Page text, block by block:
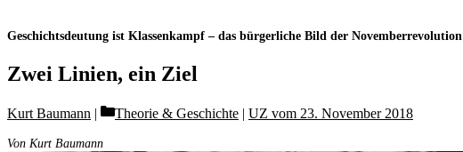
Geschichtsdeutung ist Klassenkampf – das bürgerliche Bild der Novemberrevolution
Zwei Linien, ein Ziel
Kurt Baumann Categories
Theorie & Geschichte | UZ vom 23. November 2018
Von Kurt Baumann